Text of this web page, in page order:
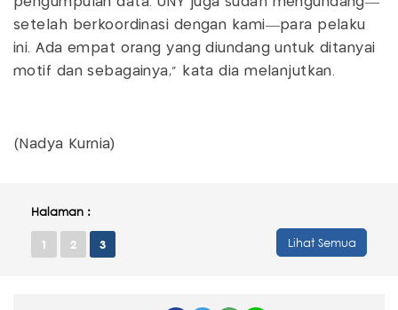
setelah berkoordinasi dengan kami—para pelaku
ini. Ada empat orang yang diundang untuk ditanyai
motif dan sebagainya," kata dia melanjutkan.
(Nadya Kurnia)
Halaman :
1 2 3 Lihat Semua